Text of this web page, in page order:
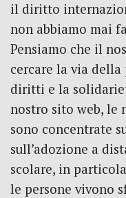
il diritto
non abbiamo mai
Pensiamo che il
cercare la via
diritti e la
nostro sito web, le
sono concentrate
sull’adozione a
scolare, in
le persone vivono